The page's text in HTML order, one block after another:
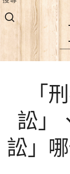
「
訟」
訟」